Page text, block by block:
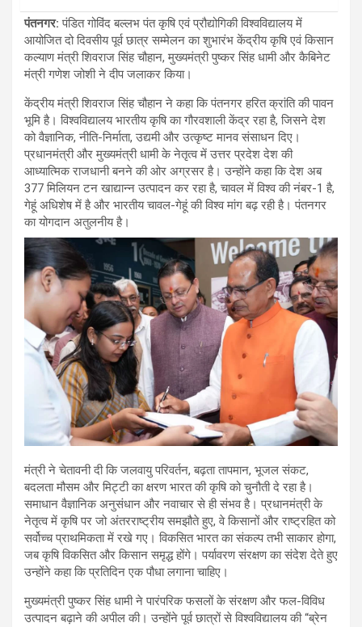
पंतनगर: पंडित गोविंद बल्लभ पंत कृषि एवं प्रौद्योगिकी विश्वविद्यालय में
आयोजित दो दिवसीय पूर्व छात्र सम्मेलन का शुभारंभ केंद्रीय कृषि एवं किसान
कल्याण मंत्री शिवराज सिंह चौहान, मुख्यमंत्री पुष्कर सिंह धामी और कैबिनेट
मंत्री गणेश जोशी ने दीप जलाकर किया।
केंद्रीय मंत्री शिवराज सिंह चौहान ने कहा कि पंतनगर हरित क्रांति की पावन
भूमि है। विश्वविद्यालय भारतीय कृषि का गौरवशाली केंद्र रहा है, जिसने देश
को वैज्ञानिक, नीति-निर्माता, उद्यमी और उत्कृष्ट मानव संसाधन दिए।
प्रधानमंत्री और मुख्यमंत्री धामी के नेतृत्व में उत्तर प्रदेश देश की
आध्यात्मिक राजधानी बनने की ओर अग्रसर है। उन्होंने कहा कि देश अब
377 मिलियन टन खाद्यान्न उत्पादन कर रहा है, चावल में विश्व की नंबर-1 है,
गेहूं अधिशेष में है और भारतीय चावल-गेहूं की विश्व मांग बढ़ रही है। पंतनगर
का योगदान अतुलनीय है।
मंत्री ने चेतावनी दी कि जलवायु परिवर्तन, बढ़ता तापमान, भूजल संकट,
बदलता मौसम और मिट्टी का क्षरण भारत की कृषि को चुनौती दे रहा है।
समाधान वैज्ञानिक अनुसंधान और नवाचार से ही संभव है। प्रधानमंत्री के
नेतृत्व में कृषि पर जो अंतरराष्ट्रीय समझौते हुए, वे किसानों और राष्ट्रहित को
सर्वोच्च प्राथमिकता में रखे गए। विकसित भारत का संकल्प तभी साकार होगा,
जब कृषि विकसित और किसान समृद्ध होंगे। पर्यावरण संरक्षण का संदेश देते हुए
उन्होंने कहा कि प्रतिदिन एक पौधा लगाना चाहिए।
मुख्यमंत्री पुष्कर सिंह धामी ने पारंपरिक फसलों के संरक्षण और फल-विविध
उत्पादन बढ़ाने की अपील की। उन्होंने पूर्व छात्रों से विश्वविद्यालय की “ब्रेन